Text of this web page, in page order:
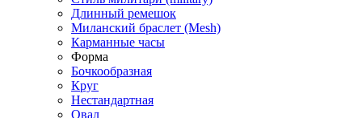
Длинный ремешок
Миланский браслет (Mesh)
Карманные часы
Форма
Бочкообразная
Круг
Нестандартная
Овал